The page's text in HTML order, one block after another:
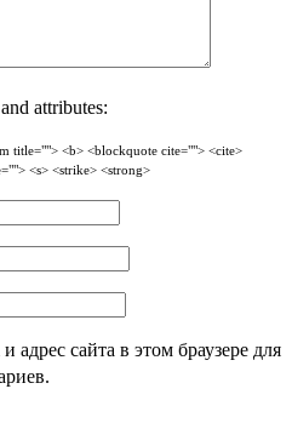
attributes:
title=""> <b> <blockquote cite=""> <cite>
<s> <strike> <strong>
адрес сайта в этом браузере для